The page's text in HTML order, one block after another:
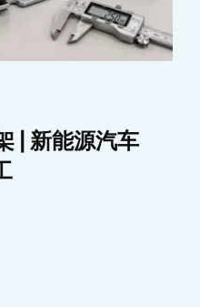
| 新能源汽车